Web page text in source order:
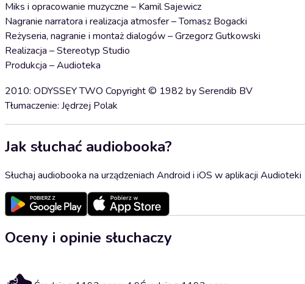
Miks i opracowanie muzyczne – Kamil Sajewicz
Nagranie narratora i realizacja atmosfer – Tomasz Bogacki
Reżyseria, nagranie i montaż dialogów – Grzegorz Gutkowski
Realizacja – Stereotyp Studio
Produkcja – Audioteka
2010: ODYSSEY TWO Copyright © 1982 by Serendib BV
Tłumaczenie: Jędrzej Polak
Jak słuchać audiobooka?
Słuchaj audiobooka na urządzeniach Android i iOS w aplikacji Audioteki
Oceny i opinie słuchaczy
4.9